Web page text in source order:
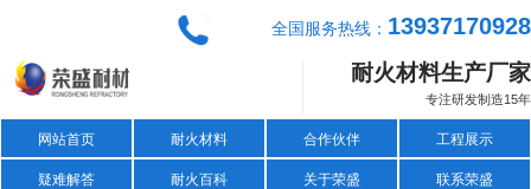
全国服务热线： 13937170928
耐火材料生产厂家
专注研发制造15年
网站首页 耐火材料 合作伙伴 工程展示
疑难解答 耐火百科 关于荣盛 联系荣盛